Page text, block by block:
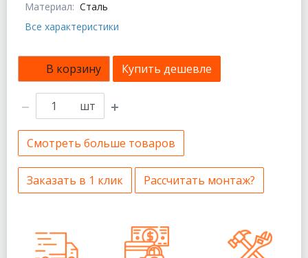
Материал: Сталь
Все характеристики
В корзину Купить дешевле
шт
Смотреть больше товаров
Заказать в 1 клик Рассчитать монтаж?